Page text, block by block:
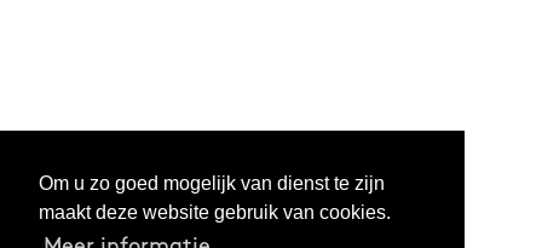
Om u zo goed mogelijk van dienst te zijn
maakt deze website gebruik van cookies.